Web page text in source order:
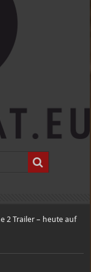
2 Trailer – heute auf